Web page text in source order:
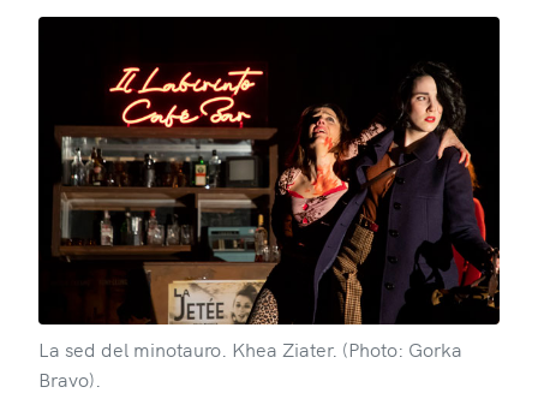
La sed del minotauro. Khea Ziater. (Photo: Gorka
Bravo).